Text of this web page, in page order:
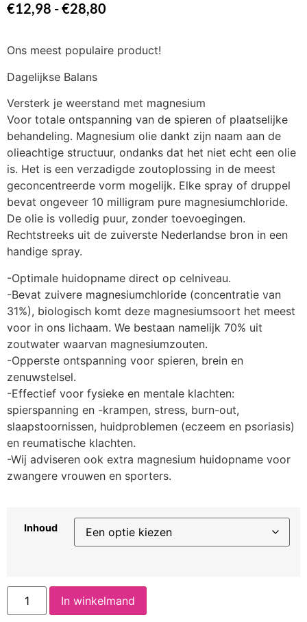
op
klantbeoordelingen
€12,98 -€28,80
Ons meest populaire product!
Dagelijkse Balans
Versterk je weerstand met magnesium
Voor totale ontspanning van de spieren of plaatselijke
behandeling. Magnesium olie dankt zijn naam aan de
olieachtige structuur, ondanks dat het niet echt een olie
is. Het is een verzadigde zoutoplossing in de meest
geconcentreerde vorm mogelijk. Elke spray of druppel
bevat ongeveer 10 milligram pure magnesiumchloride.
De olie is volledig puur, zonder toevoegingen.
Rechtstreeks uit de zuiverste Nederlandse bron in een
handige spray.
-Optimale huidopname direct op celniveau.
-Bevat zuivere magnesiumchloride (concentratie van
31%), biologisch komt deze magnesiumsoort het meest
voor in ons lichaam. We bestaan namelijk 70% uit
zoutwater waarvan magnesiumzouten.
-Opperste ontspanning voor spieren, brein en
zenuwstelsel.
-Effectief voor fysieke en mentale klachten:
spierspanning en -krampen, stress, burn-out,
slaapstoornissen, huidproblemen (eczeem en psoriasis)
en reumatische klachten.
-Wij adviseren ook extra magnesium huidopname voor
zwangere vrouwen en sporters.
Inhoud
In winkelmand